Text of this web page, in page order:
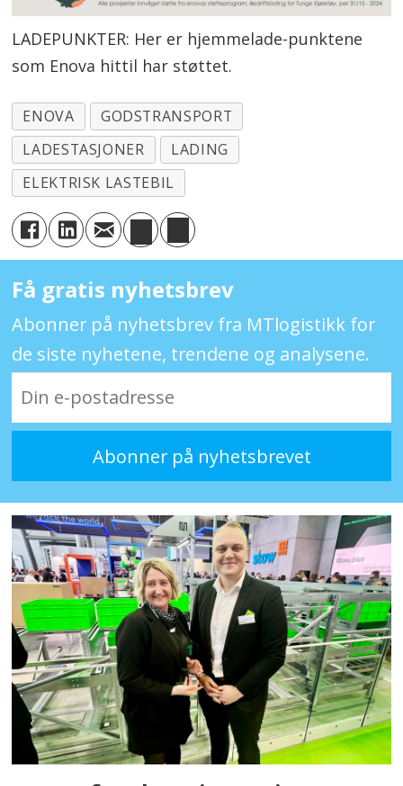
LADEPUNKTER: Her er hjemmelade-punktene
som Enova hittil har støttet.
ENOVA
GODSTRANSPORT
LADESTASJONER
LADING
ELEKTRISK LASTEBIL
Få gratis nyhetsbrev
Abonner på nyhetsbrev fra MTlogistikk for
de siste nyhetene, trendene og analysene.